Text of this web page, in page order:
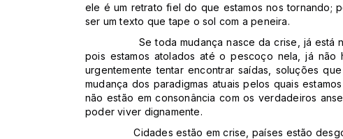
ele é um retrato fiel do que estamos nos tornando;
ser um texto que tape o sol com a peneira.
Se toda mudança nasce da crise, já está
pois estamos atolados até o pescoço nela, já não
urgentemente tentar encontrar saídas, soluções
mudança dos paradigmas atuais pelos quais
não estão em consonância com os verdadeiros
poder viver dignamente.
Cidades estão em crise, países estão